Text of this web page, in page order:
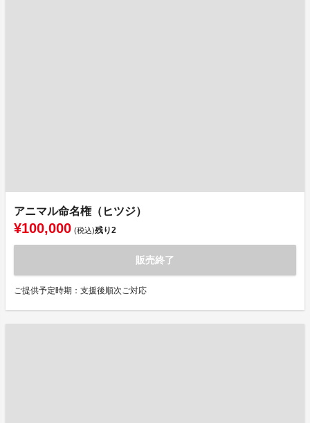
アニマル命名権（ヒツジ）
¥100,000 (税込)残り2
販売終了
ご提供予定時期：支援後順次ご対応